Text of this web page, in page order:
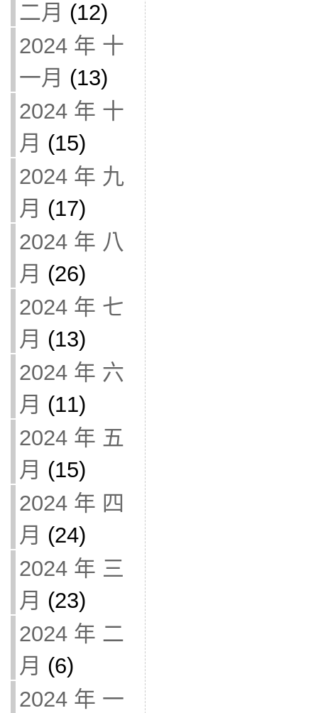
二月 (12)
2024 年 十
一月 (13)
2024 年 十
月 (15)
2024 年 九
月 (17)
2024 年 八
月 (26)
2024 年 七
月 (13)
2024 年 六
月 (11)
2024 年 五
月 (15)
2024 年 四
月 (24)
2024 年 三
月 (23)
2024 年 二
月 (6)
2024 年 一